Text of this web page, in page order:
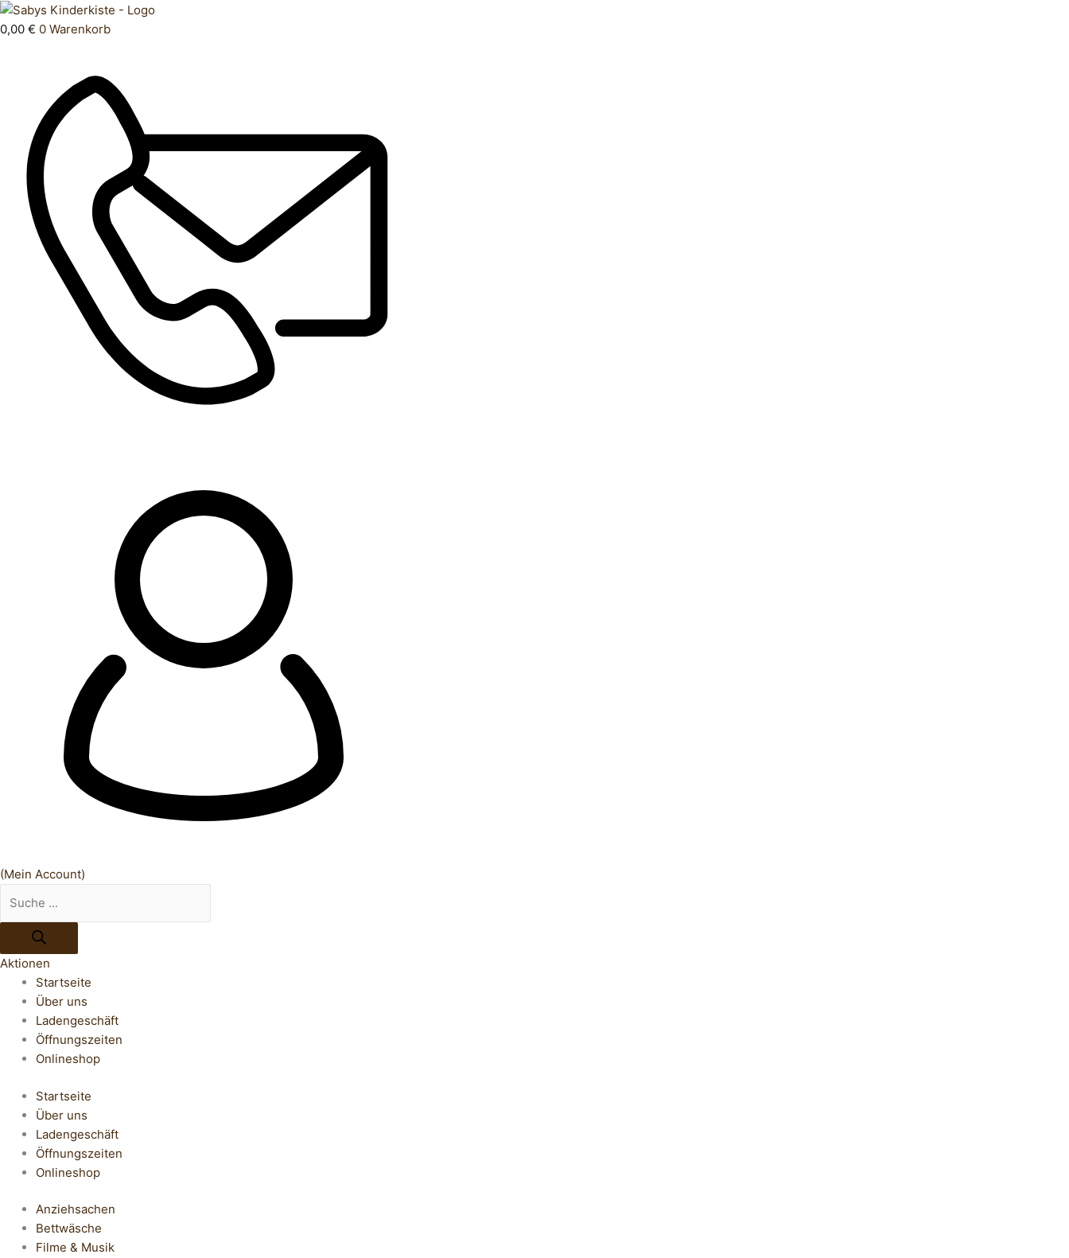
Zum
Inhalt
0,00 € 0 Warenkorb
(Mein Account)
Products
search
Aktionen
Startseite
Über uns
Ladengeschäft
Öffnungszeiten
Onlineshop
Startseite
Über uns
Ladengeschäft
Öffnungszeiten
Onlineshop
Anziehsachen
Bettwäsche
Filme & Musik
Oberteil
104